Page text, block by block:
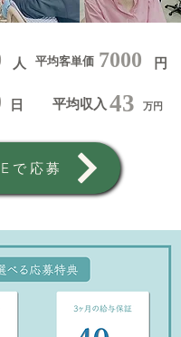
日
人
平均収入 43 万円
7000
平均客単価
円
で応募